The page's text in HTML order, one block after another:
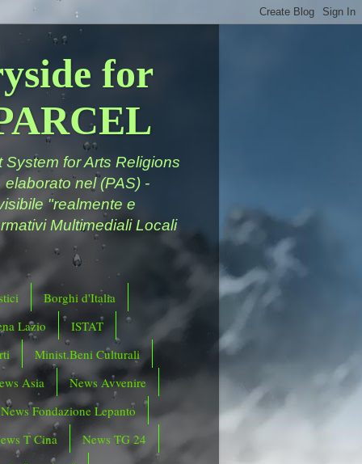
for
for Arts Religions
nel (PAS) -
"realmente e
Multimediali Locali
Borghi d'Italia
Lazio
ISTAT
Minist.Beni Culturali
Asia
News Avvenire
News Fondazione Lepanto
T Cina
News TG 24